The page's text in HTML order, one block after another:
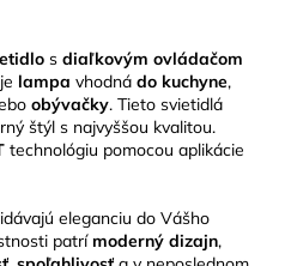
s diaľkovým ovládačom
je lampa vhodná do kuchyne,
obývačky. Tieto svietidlá
štýl s najvyššou kvalitou.
technológiu pomocou aplikácie
eleganciu do Vášho
patrímoderný dizajn,